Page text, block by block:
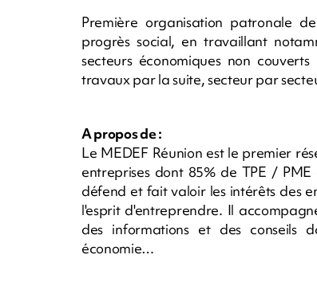
Première organisation patronale
progrès social, en travaillant
secteurs économiques non
travaux par la suite, secteur par
A propos de :
Le MEDEF Réunion est le premier
entreprises dont 85% de TPE /
défend et fait valoir les intérêts des
l'esprit d'entreprendre. Il
des informations et des conseils
économie…